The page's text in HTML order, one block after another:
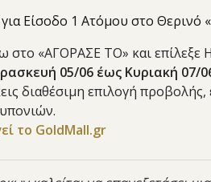
για Είσοδο 1 Ατόμου στο Θερινό
στο «ΑΓΟΡΑΣΕ ΤΟ» και επίλεξε
05/06 έως Κυριακή 07/
διαθέσιμη επιλογή
το GoldMall.gr